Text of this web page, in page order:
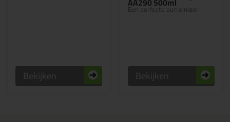
Bekijken
Een perfecte purreiniger
Bekijken